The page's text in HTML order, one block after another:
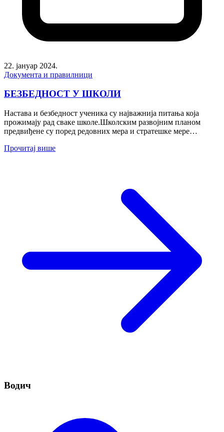
22. јануар 2024.
Документа и правилници
БЕЗБЕДНОСТ У ШКОЛИ
Настава и безбедност ученика су најважнија питања која
прожимају рад сваке школе.Школским развојним планом
предвиђене су поред редовних мера и стратешке мере
Прочитај више
Водич